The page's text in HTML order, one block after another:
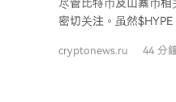
尽管比特币及山寨币相
密切关注。虽然
流入速度已经减慢。该
cryptonews.ru 44 分